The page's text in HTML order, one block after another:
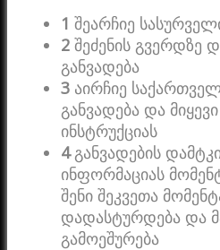
1 შეარჩიე
2 შეძენის გვერდზე
განვადება
3 აირჩიე
განვადება და
ინსტრუქციას
4განვადების
ინფორმაციას
შენი შეკვეთა
დადასტურდება და
გამოეშურება